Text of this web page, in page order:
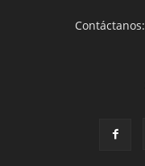
Contáctanos: